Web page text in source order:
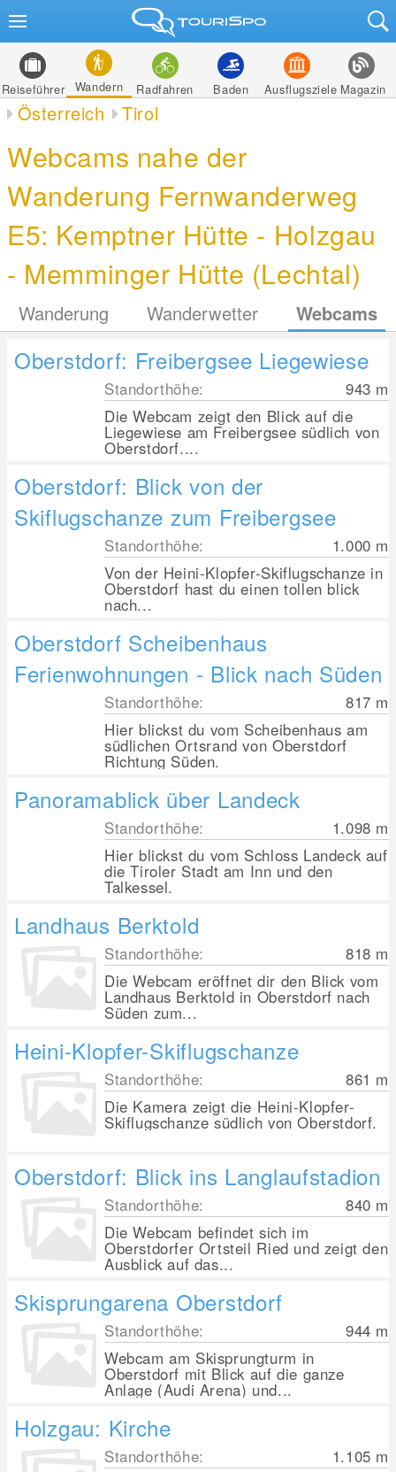
Reiseführer Wandern Radfahren Baden Ausflugsziele Magazin
Österreich Tirol
Webcams nahe der
Wanderung Fernwanderweg
E5: Kemptner Hütte - Holzgau
- Memminger Hütte (Lechtal)
Wanderung Wanderwetter Webcams
Oberstdorf: Freibergsee Liegewiese
Standorthöhe: 943 m
Die Webcam zeigt den Blick auf die
Liegewiese am Freibergsee südlich von
Oberstdorf....
Oberstdorf: Blick von der
Skiflugschanze zum Freibergsee
Standorthöhe: 1.000 m
Von der Heini-Klopfer-Skiflugschanze in
Oberstdorf hast du einen tollen blick
nach...
Oberstdorf Scheibenhaus
Ferienwohnungen - Blick nach Süden
Standorthöhe: 817 m
Hier blickst du vom Scheibenhaus am
südlichen Ortsrand von Oberstdorf
Richtung Süden.
Panoramablick über Landeck
Standorthöhe: 1.098 m
Hier blickst du vom Schloss Landeck auf
die Tiroler Stadt am Inn und den
Talkessel.
Landhaus Berktold
Standorthöhe: 818 m
Die Webcam eröffnet dir den Blick vom
Landhaus Berktold in Oberstdorf nach
Süden zum...
Heini-Klopfer-Skiflugschanze
Standorthöhe: 861 m
Die Kamera zeigt die Heini-Klopfer-
Skiflugschanze südlich von Oberstdorf.
Oberstdorf: Blick ins Langlaufstadion
Standorthöhe: 840 m
Die Webcam befindet sich im
Oberstdorfer Ortsteil Ried und zeigt den
Ausblick auf das...
Skisprungarena Oberstdorf
Standorthöhe: 944 m
Webcam am Skisprungturm in
Oberstdorf mit Blick auf die ganze
Anlage (Audi Arena) und...
Holzgau: Kirche
Standorthöhe: 1.105 m